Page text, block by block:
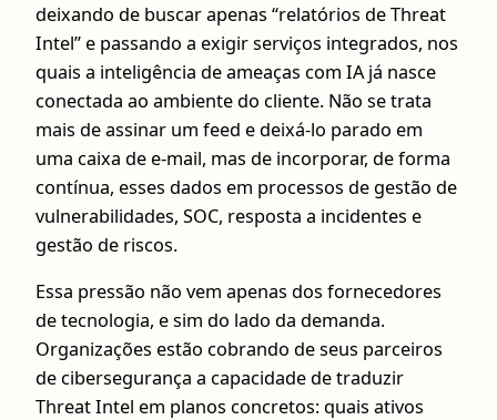
deixando de buscar apenas “relatórios de Threat
Intel” e passando a exigir serviços integrados, nos
quais a inteligência de ameaças com IA já nasce
conectada ao ambiente do cliente. Não se trata
mais de assinar um feed e deixá-lo parado em
uma caixa de e-mail, mas de incorporar, de forma
contínua, esses dados em processos de gestão de
vulnerabilidades, SOC, resposta a incidentes e
gestão de riscos.
Essa pressão não vem apenas dos fornecedores
de tecnologia, e sim do lado da demanda.
Organizações estão cobrando de seus parceiros
de cibersegurança a capacidade de traduzir
Threat Intel em planos concretos: quais ativos